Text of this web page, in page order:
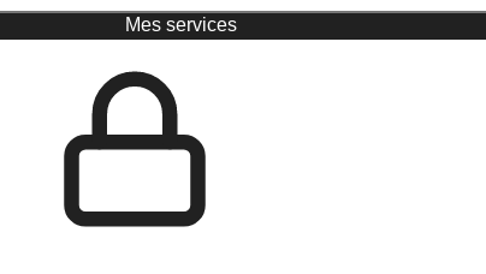
Mes services